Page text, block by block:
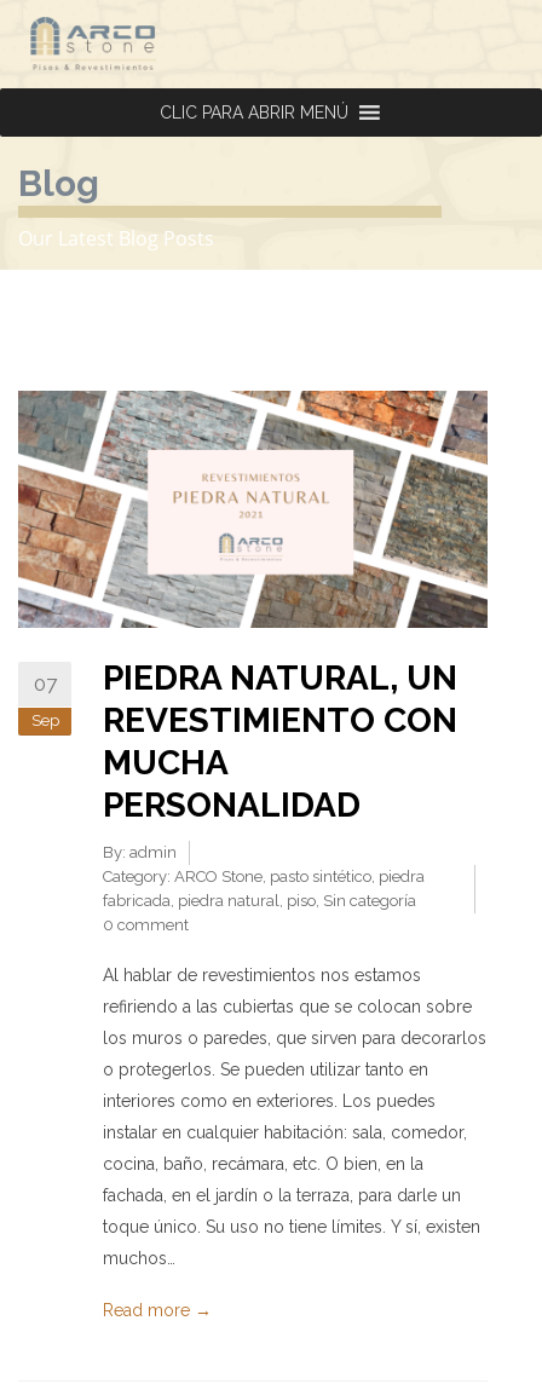
CLIC PARA ABRIR MENÚ
Blog
Our Latest Blog Posts
07
Sep
PIEDRA NATURAL, UN
REVESTIMIENTO CON
MUCHA
PERSONALIDAD
By: admin
Category: ARCO Stone pasto sintético piedra
fabricada piedra natural piso Sin categoría
0 comment
Al hablar de revestimientos nos estamos
refiriendo a las cubiertas que se colocan sobre
los muros o paredes, que sirven para decorarlos
o protegerlos. Se pueden utilizar tanto en
interiores como en exteriores. Los puedes
instalar en cualquier habitación: sala, comedor,
cocina, baño, recámara, etc. O bien, en la
fachada, en el jardín o la terraza, para darle un
toque único. Su uso no tiene límites. Y sí, existen
muchos…
Read more →